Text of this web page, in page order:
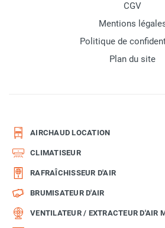
CGV
Mentions
Politique de
Plan du site
AIRCHAUD LOCATION
CLIMATISEUR
RAFRAÎCHISSEUR D'AIR
BRUMISATEUR D'AIR
VENTILATEUR / EXTRACTEUR D'AIR